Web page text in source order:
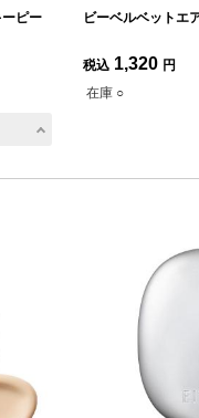
ピー
ビーベルベットエ
税込 1,320 円
在庫 ○